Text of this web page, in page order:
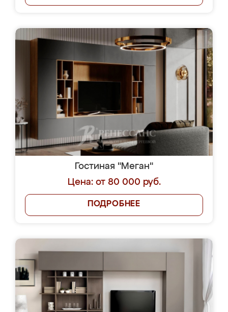
Гостиная "Меган"
Цена: от 80 000 руб.
ПОДРОБНЕЕ